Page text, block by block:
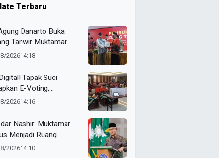
Terbaru
Danarto Buka
Tanwir Muktamar
Suci: “Tapak Suci
Dracin”
202614:18
Tapak Suci
E-Voting,
Formatur
202614:16
Nashir: Muktamar
Menjadi Ruang
Bukan
202614:10